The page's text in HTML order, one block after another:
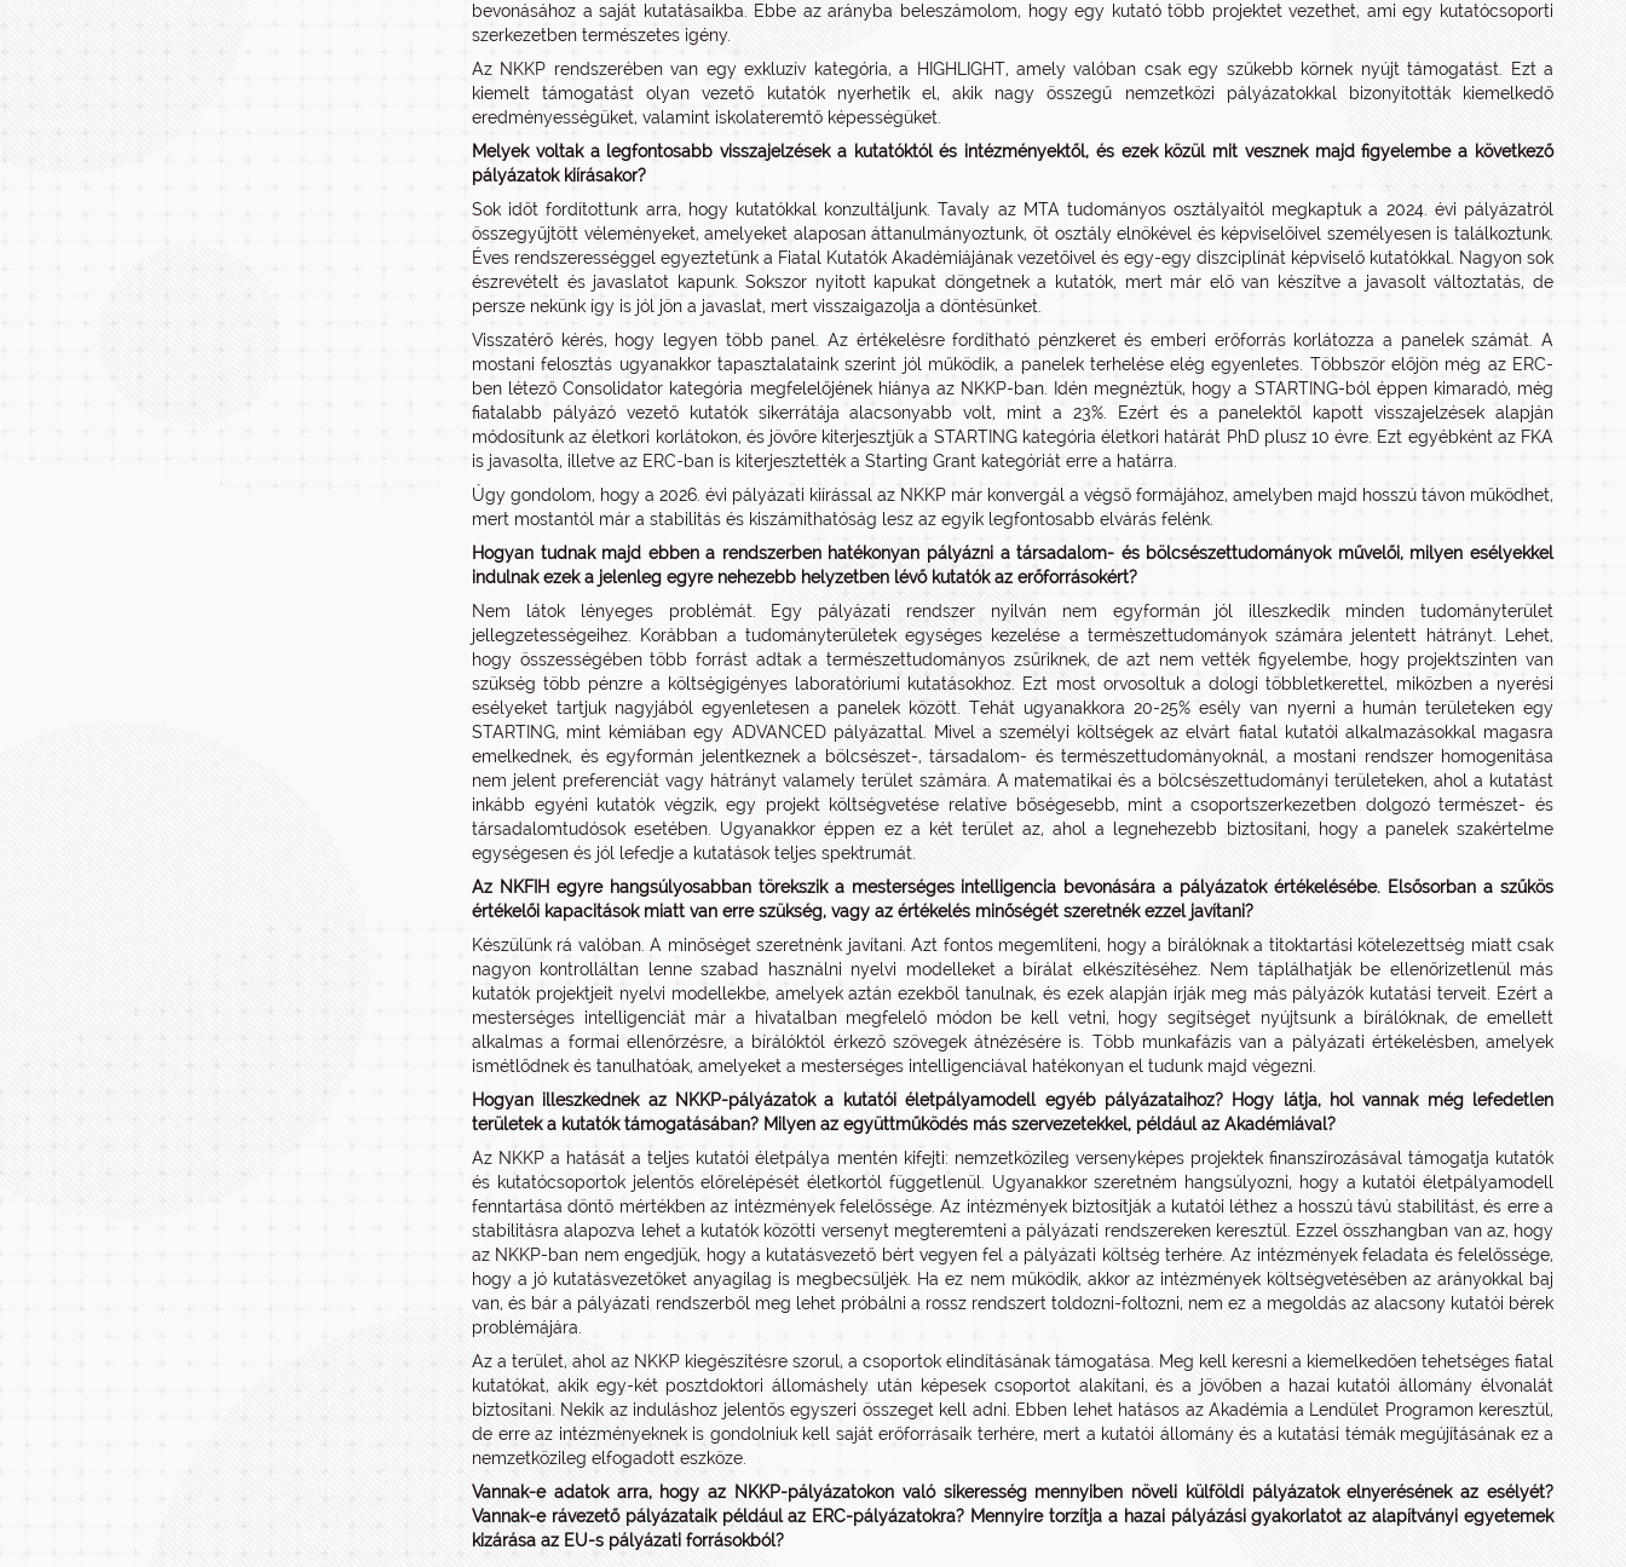
bevonásához a saját kutatásaikba. Ebbe az arányba beleszámolom, hogy egy kutató több projektet vezethet, ami egy kutatócsoporti
szerkezetben természetes igény.
Az NKKP rendszerében van egy exkluzív kategória, a HIGHLIGHT, amely valóban csak egy szűkebb körnek nyújt támogatást. Ezt a
kiemelt támogatást olyan vezető kutatók nyerhetik el, akik nagy összegű nemzetközi pályázatokkal bizonyították kiemelkedő
eredményességüket, valamint iskolateremtő képességüket.
Melyek voltak a legfontosabb visszajelzések a kutatóktól és intézményektől, és ezek közül mit vesznek majd figyelembe a következő
pályázatok kiírásakor?
Sok időt fordítottunk arra, hogy kutatókkal konzultáljunk. Tavaly az MTA tudományos osztályaitól megkaptuk a 2024. évi pályázatról
összegyűjtött véleményeket, amelyeket alaposan áttanulmányoztunk, öt osztály elnökével és képviselőivel személyesen is találkoztunk.
Éves rendszerességgel egyeztetünk a Fiatal Kutatók Akadémiájának vezetőivel és egy-egy diszciplínát képviselő kutatókkal. Nagyon sok
észrevételt és javaslatot kapunk. Sokszor nyitott kapukat döngetnek a kutatók, mert már elő van készítve a javasolt változtatás, de
persze nekünk így is jól jön a javaslat, mert visszaigazolja a döntésünket.
Visszatérő kérés, hogy legyen több panel. Az értékelésre fordítható pénzkeret és emberi erőforrás korlátozza a panelek számát. A
mostani felosztás ugyanakkor tapasztalataink szerint jól működik, a panelek terhelése elég egyenletes. Többször előjön még az ERC-
ben létező Consolidator kategória megfelelőjének hiánya az NKKP-ban. Idén megnéztük, hogy a STARTING-ból éppen kimaradó, még
fiatalabb pályázó vezető kutatók sikerrátája alacsonyabb volt, mint a 23%. Ezért és a panelektől kapott visszajelzések alapján
módosítunk az életkori korlátokon, és jövőre kiterjesztjük a STARTING kategória életkori határát PhD plusz 10 évre. Ezt egyébként az FKA
is javasolta, illetve az ERC-ban is kiterjesztették a Starting Grant kategóriát erre a határra.
Úgy gondolom, hogy a 2026. évi pályázati kiírással az NKKP már konvergál a végső formájához, amelyben majd hosszú távon működhet,
mert mostantól már a stabilitás és kiszámíthatóság lesz az egyik legfontosabb elvárás felénk.
Hogyan tudnak majd ebben a rendszerben hatékonyan pályázni a társadalom- és bölcsészettudományok művelői, milyen esélyekkel
indulnak ezek a jelenleg egyre nehezebb helyzetben lévő kutatók az erőforrásokért?
Nem látok lényeges problémát. Egy pályázati rendszer nyilván nem egyformán jól illeszkedik minden tudományterület
jellegzetességeihez. Korábban a tudományterületek egységes kezelése a természettudományok számára jelentett hátrányt. Lehet,
hogy összességében több forrást adtak a természettudományos zsűriknek, de azt nem vették figyelembe, hogy projektszinten van
szükség több pénzre a költségigényes laboratóriumi kutatásokhoz. Ezt most orvosoltuk a dologi többletkerettel, miközben a nyerési
esélyeket tartjuk nagyjából egyenletesen a panelek között. Tehát ugyanakkora 20-25% esély van nyerni a humán területeken egy
STARTING, mint kémiában egy ADVANCED pályázattal. Mivel a személyi költségek az elvárt fiatal kutatói alkalmazásokkal magasra
emelkednek, és egyformán jelentkeznek a bölcsészet-, társadalom- és természettudományoknál, a mostani rendszer homogenitása
nem jelent preferenciát vagy hátrányt valamely terület számára. A matematikai és a bölcsészettudományi területeken, ahol a kutatást
inkább egyéni kutatók végzik, egy projekt költségvetése relatíve bőségesebb, mint a csoportszerkezetben dolgozó természet- és
társadalomtudósok esetében. Ugyanakkor éppen ez a két terület az, ahol a legnehezebb biztosítani, hogy a panelek szakértelme
egységesen és jól lefedje a kutatások teljes spektrumát.
Az NKFIH egyre hangsúlyosabban törekszik a mesterséges intelligencia bevonására a pályázatok értékelésébe. Elsősorban a szűkös
értékelői kapacitások miatt van erre szükség, vagy az értékelés minőségét szeretnék ezzel javítani?
Készülünk rá valóban. A minőséget szeretnénk javítani. Azt fontos megemlíteni, hogy a bírálóknak a titoktartási kötelezettség miatt csak
nagyon kontrolláltan lenne szabad használni nyelvi modelleket a bírálat elkészítéséhez. Nem táplálhatják be ellenőrizetlenül más
kutatók projektjeit nyelvi modellekbe, amelyek aztán ezekből tanulnak, és ezek alapján írják meg más pályázók kutatási terveit. Ezért a
mesterséges intelligenciát már a hivatalban megfelelő módon be kell vetni, hogy segítséget nyújtsunk a bírálóknak, de emellett
alkalmas a formai ellenőrzésre, a bírálóktól érkező szövegek átnézésére is. Több munkafázis van a pályázati értékelésben, amelyek
ismétlődnek és tanulhatóak, amelyeket a mesterséges intelligenciával hatékonyan el tudunk majd végezni.
Hogyan illeszkednek az NKKP-pályázatok a kutatói életpályamodell egyéb pályázataihoz? Hogy látja, hol vannak még lefedetlen
területek a kutatók támogatásában? Milyen az együttműködés más szervezetekkel, például az Akadémiával?
Az NKKP a hatását a teljes kutatói életpálya mentén kifejti: nemzetközileg versenyképes projektek finanszírozásával támogatja kutatók
és kutatócsoportok jelentős előrelépését életkortól függetlenül. Ugyanakkor szeretném hangsúlyozni, hogy a kutatói életpályamodell
fenntartása döntő mértékben az intézmények felelőssége. Az intézmények biztosítják a kutatói léthez a hosszú távú stabilitást, és erre a
stabilitásra alapozva lehet a kutatók közötti versenyt megteremteni a pályázati rendszereken keresztül. Ezzel összhangban van az, hogy
az NKKP-ban nem engedjük, hogy a kutatásvezető bért vegyen fel a pályázati költség terhére. Az intézmények feladata és felelőssége,
hogy a jó kutatásvezetőket anyagilag is megbecsüljék. Ha ez nem működik, akkor az intézmények költségvetésében az arányokkal baj
van, és bár a pályázati rendszerből meg lehet próbálni a rossz rendszert toldozni-foltozni, nem ez a megoldás az alacsony kutatói bérek
problémájára.
Az a terület, ahol az NKKP kiegészítésre szorul, a csoportok elindításának támogatása. Meg kell keresni a kiemelkedően tehetséges fiatal
kutatókat, akik egy-két posztdoktori állomáshely után képesek csoportot alakítani, és a jövőben a hazai kutatói állomány élvonalát
biztosítani. Nekik az induláshoz jelentős egyszeri összeget kell adni. Ebben lehet hatásos az Akadémia a Lendület Programon keresztül,
de erre az intézményeknek is gondolniuk kell saját erőforrásaik terhére, mert a kutatói állomány és a kutatási témák megújításának ez a
nemzetközileg elfogadott eszköze.
Vannak-e adatok arra, hogy az NKKP-pályázatokon való sikeresség mennyiben növeli külföldi pályázatok elnyerésének az esélyét?
Vannak-e rávezető pályázataik például az ERC-pályázatokra? Mennyire torzítja a hazai pályázási gyakorlatot az alapítványi egyetemek
kizárása az EU-s pályázati forrásokból?